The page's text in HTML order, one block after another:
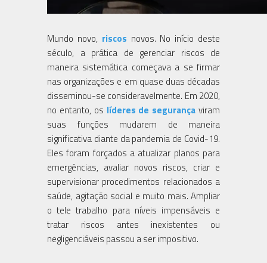
Mundo novo, riscos novos. No início deste
século, a prática de gerenciar riscos de
maneira sistemática começava a se firmar
nas organizações e em quase duas décadas
disseminou-se consideravelmente. Em 2020,
no entanto, os líderes de segurança viram
suas funções mudarem de maneira
significativa diante da pandemia de Covid-19.
Eles foram forçados a atualizar planos para
emergências, avaliar novos riscos, criar e
supervisionar procedimentos relacionados a
saúde, agitação social e muito mais. Ampliar
o tele trabalho para níveis impensáveis e
tratar riscos antes inexistentes ou
negligenciáveis passou a ser impositivo.